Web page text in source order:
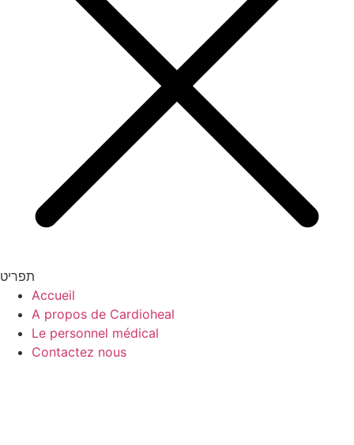
תפריט
Accueil
A propos de Cardioheal
Le personnel médical
Contactez nous